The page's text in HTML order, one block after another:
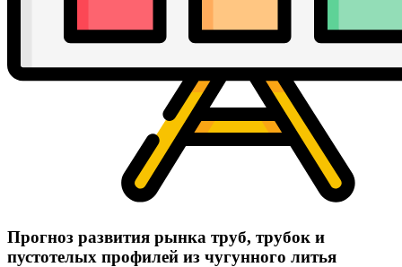
Прогноз развития рынка труб, трубок и
пустотелых профилей из чугунного литья